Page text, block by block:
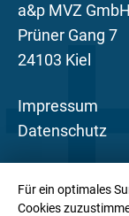
Für ein optimales
Cookies
a&p MVZ GmbH
Prüner Gang 7
24103 Kiel
Impressum
Datenschutz